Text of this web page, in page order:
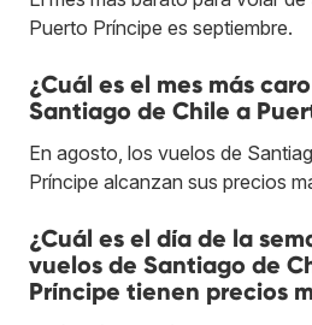
Puerto Príncipe es septiembre.
¿Cuál es el mes más
Santiago de Chile a
En agosto, los vuelos de
Príncipe alcanzan sus precios
¿Cuál es el día de la
vuelos de Santiago de
Príncipe tienen precios